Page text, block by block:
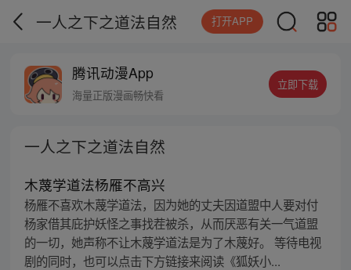
一人之下之道法自然 打开APP
腾讯动漫App
海量正版漫画畅快看
立即下载
一人之下之道法自然
木蔑学道法杨雁不高兴
杨雁不喜欢木蔑学道法，因为她的丈夫因道盟中人要对付
杨家借其庇护妖怪之事找茬被杀，从而厌恶有关一气道盟
的一切，她声称不让木蔑学道法是为了木蔑好。 等待电视
剧的同时，也可以点击下方链接来阅读《狐妖小...